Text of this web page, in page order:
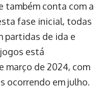
também conta com a
fase inicial, todas
partidas de ida e
está
março de 2024, com
ocorrendo em julho.